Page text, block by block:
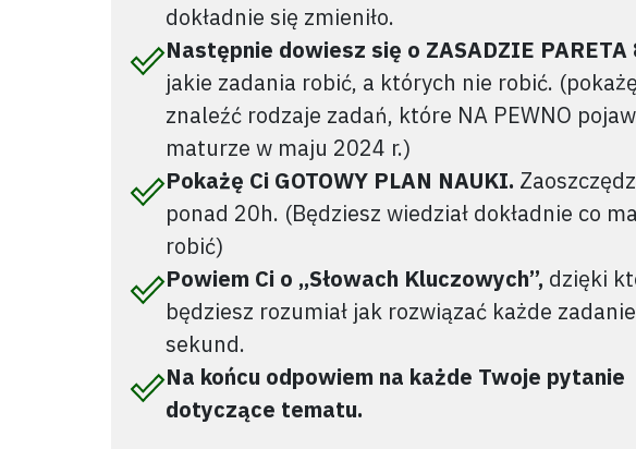
dokładnie się zmieniło.
Następnie dowiesz się o ZASADZIE
jakie zadania robić, a których nie robić.
znaleźć rodzaje zadań, które NA PEWNO
maturze w maju 2024 r.)
Pokażę Ci GOTOWY PLAN NAUKI.
ponad 20h. (Będziesz wiedział dokładnie co
robić)
Powiem Ci o ,,Słowach Kluczowych’’, dzięki
będziesz rozumiał jak rozwiązać każde
sekund.
Na końcu odpowiem na każde Twoje pytanie
dotyczące tematu.